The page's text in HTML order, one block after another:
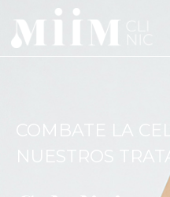
COMBATE LA
NUESTROS